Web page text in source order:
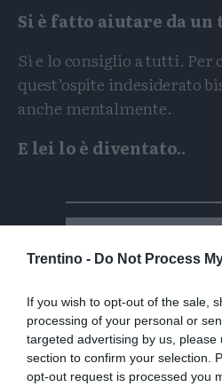
Trentino - Do Not Process
If you wish to opt-out of the sale,
processing of your personal or
targeted advertising by us, please
section to confirm your selection.
opt-out request is processed you
Si è fatto aiutare da un
Sì e lo consiglio a tutti. Per
quest’ospite indesiderato
anche mentalmente.
E lei lo è diventato..